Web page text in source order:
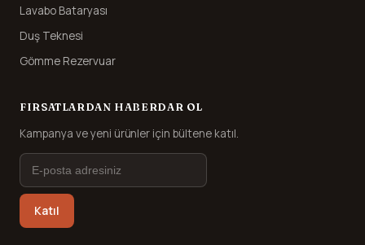
Lavabo Bataryası
Duş Teknesi
Gömme Rezervuar
FIRSATLARDAN HABERDAR OL
Kampanya ve yeni ürünler için bültene katıl.
Katıl